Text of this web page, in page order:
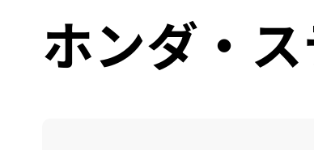
ホンダ・